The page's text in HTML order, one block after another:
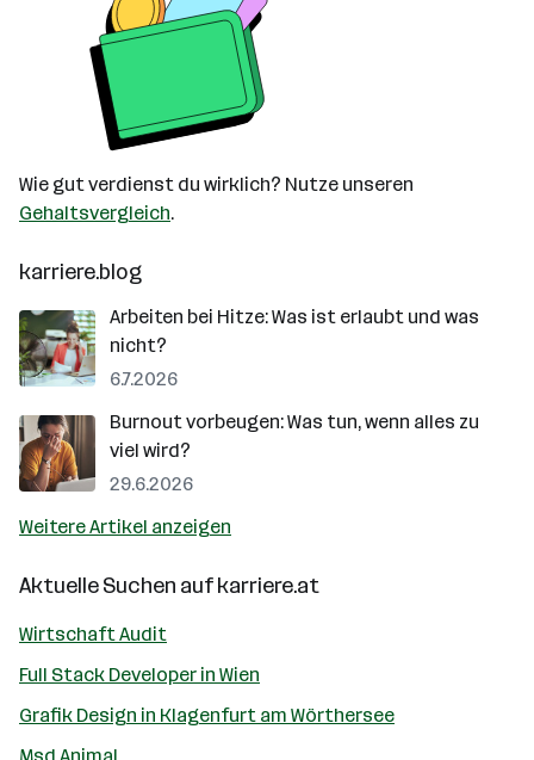
Wie gut verdienst du wirklich? Nutze unseren
Gehaltsvergleich.
karriere.blog
Arbeiten bei Hitze: Was ist erlaubt und was
nicht?
6.7.2026
Burnout vorbeugen: Was tun, wenn alles zu
viel wird?
29.6.2026
Weitere Artikel anzeigen
Aktuelle Suchen aufkarriere.at
Wirtschaft Audit
Full Stack Developer in Wien
Grafik Design in Klagenfurt am Wörthersee